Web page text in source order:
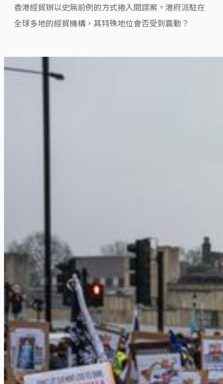
香港經貿辦以史無前例的方式捲入間諜案。港府派駐在
全球多地的經貿機構，其特殊地位會否受到震動？